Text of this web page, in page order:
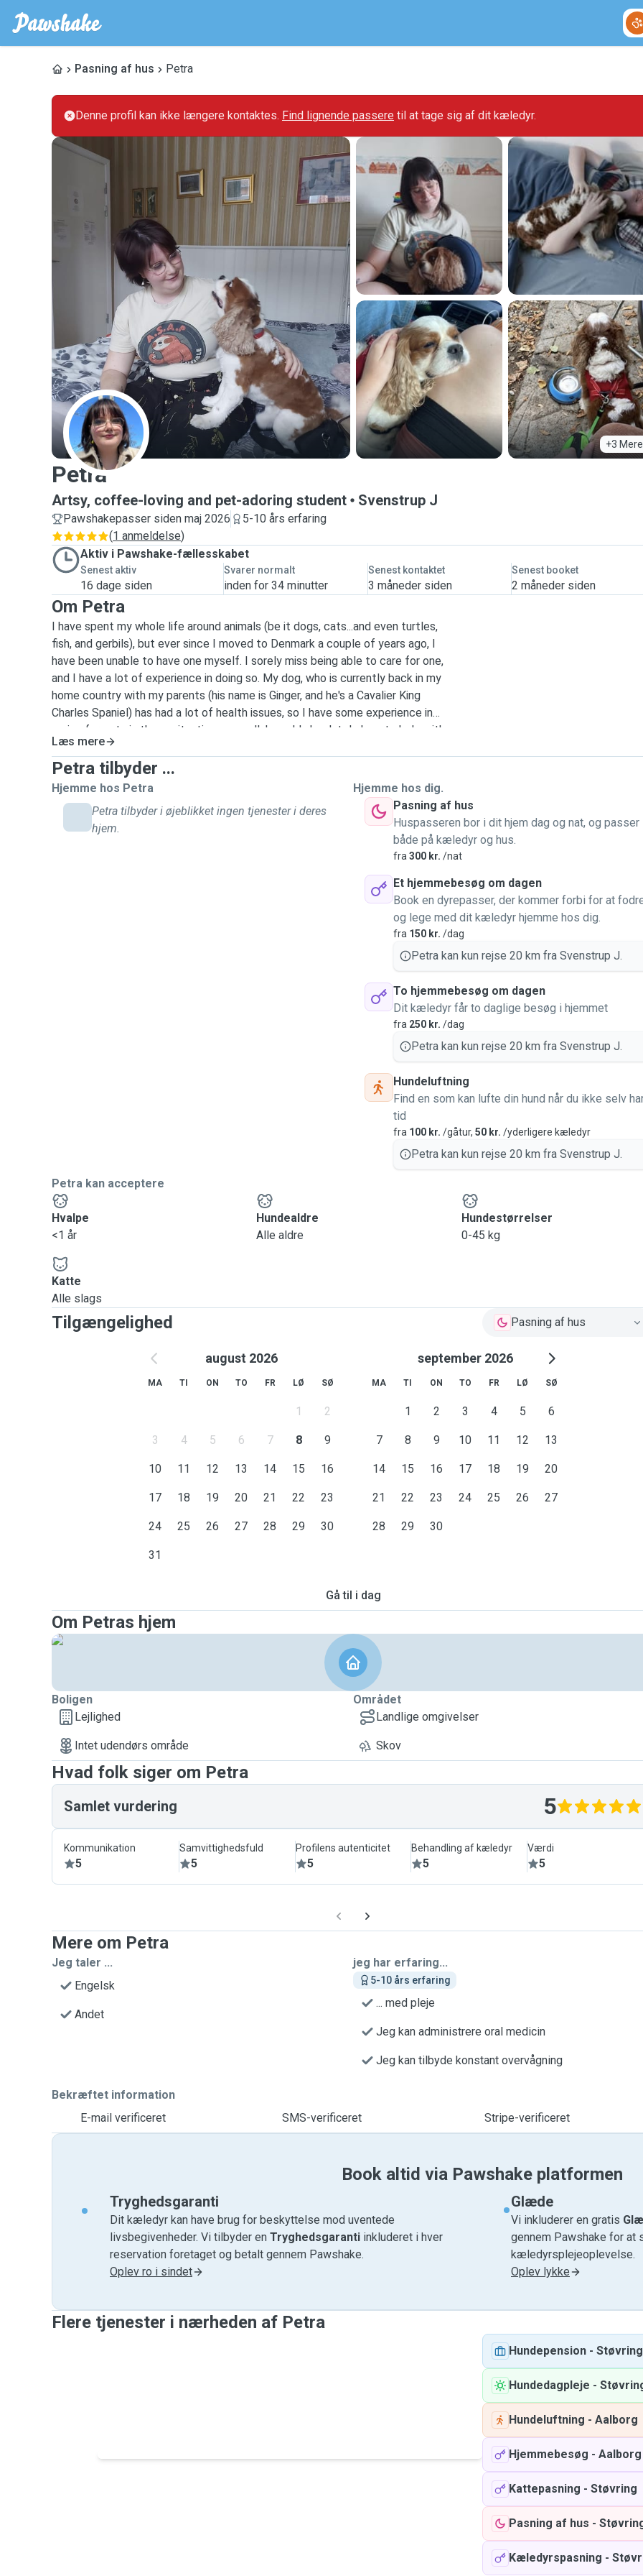
Pasning af hus Petra
Denne profil kan ikke længere kontaktes. Find lignende passere til at tage sig af dit kæledyr.
+3 Mere
P
Petra
Artsy, coffee-loving and pet-adoring student Svenstrup J
Pawshakepasser siden maj 2026
5-10 års erfaring
(1 anmeldelse)
Aktiv i Pawshake-fællesskabet
Senest aktiv
16 dage siden
Svarer normalt
inden for 34 minutter
Senest kontaktet
3 måneder siden
Senest booket
2 måneder siden
Om Petra
I have spent my whole life around animals (be it dogs, cats...and even turtles,
fish, and gerbils), but ever since I moved to Denmark a couple of years ago, I
have been unable to have one myself. I sorely miss being able to care for one,
and I have a lot of experience in doing so. My dog, who is currently back in my
home country with my parents (his name is Ginger, and he's a Cavalier King
Charles Spaniel) has had a lot of health issues, so I have some experience in
caring for pets in those situations as well. I would absolutely love to help with
walks, visits, or overnight stays. While I am a student (in creative writing), my
studies are very flexible, so my schedule is therefore also flexible. I bring a lot
of love for pets and positivity to the table, and I am very careful and have an
eye for detail. Currently, I am fluent in English and do not yet speak Danish at a
conversational level, but I am learning.
Læs mere
Petra tilbyder ...
Hjemme hos Petra
Petra tilbyder i øjeblikket ingen tjenester i deres
hjem.
Hjemme hos dig.
Pasning af hus
Huspasseren bor i dit hjem dag og nat, og passer
både på kæledyr og hus.
fra 300 kr. /nat
Et hjemmebesøg om dagen
Book en dyrepasser, der kommer forbi for at
og lege med dit kæledyr hjemme hos dig.
fra 150 kr. /dag
Petra kan kun rejse 20 km fra Svenstrup J.
To hjemmebesøg om dagen
Dit kæledyr får to daglige besøg i hjemmet
fra 250 kr. /dag
Petra kan kun rejse 20 km fra Svenstrup J.
Hundeluftning
Find en som kan lufte din hund når du ikke selv
tid
fra 100 kr. /gåtur, 50 kr. /yderligere kæledyr
Petra kan kun rejse 20 km fra Svenstrup J.
Petra kan acceptere
Hvalpe
<1 år
Hundealdre
Alle aldre
Hundestørrelser
0-45 kg
Katte
Alle slags
Tilgængelighed Pasning af hus
august 2026
MA TI ON TO FR LØ SØ
1 2
3 4 5 6 7 8 9
10 11 12 13 14 15 16
17 18 19 20 21 22 23
24 25 26 27 28 29 30
31
september 2026
MA TI ON TO FR LØ SØ
1 2 3 4 5 6
7 8 9 10 11 12 13
14 15 16 17 18 19 20
21 22 23 24 25 26 27
28 29 30
Gå til i dag
Om Petras hjem
Boligen
Lejlighed
Intet udendørs område
Området
Landlige omgivelser
Skov
Hvad folk siger om Petra
Samlet vurdering 5
Kommunikation
5
Samvittighedsfuld
5
Profilens autenticitet
5
Behandling af kæledyr
5
Værdi
5
Mere om Petra
Jeg taler ...
Engelsk
Andet
jeg har erfaring...
5-10 års erfaring
... med pleje
Jeg kan administrere oral medicin
Jeg kan tilbyde konstant overvågning
Bekræftet information
E-mail verificeret
SMS-verificeret Stripe-verificeret
Book altid via Pawshake platformen
Tryghedsgaranti
Dit kæledyr kan have brug for beskyttelse mod uventede
livsbegivenheder. Vi tilbyder en Tryghedsgaranti inkluderet i hver
reservation foretaget og betalt gennem Pawshake.
Oplev ro i sindet
Glæde
Vi inkluderer en gratis
gennem Pawshake for at
kæledyrsplejeoplevelse.
Oplev lykke
Flere tjenester i nærheden af ​​Petra
Hundepension - Støvring
Hundedagpleje -
Hundeluftning - Aalborg
Hjemmebesøg - Aalborg
Kattepasning - Støvring
Pasning af hus -
Kæledyrspasning -